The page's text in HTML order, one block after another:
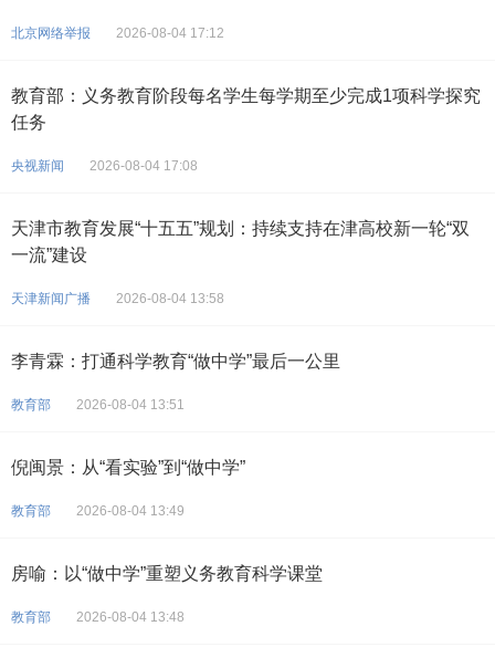
北京网络举报 2026-08-04 17:12
教育部：义务教育阶段每名学生每学期至少完成1项科学探究
任务
央视新闻 2026-08-04 17:08
天津市教育发展“十五五”规划：持续支持在津高校新一轮“双
一流”建设
天津新闻广播 2026-08-04 13:58
李青霖：打通科学教育“做中学”最后一公里
教育部 2026-08-04 13:51
倪闽景：从“看实验”到“做中学”
教育部 2026-08-04 13:49
房喻：以“做中学”重塑义务教育科学课堂
教育部 2026-08-04 13:48